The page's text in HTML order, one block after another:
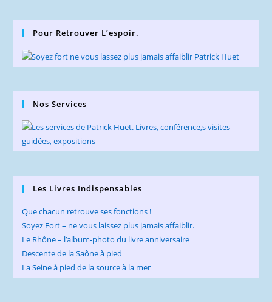
Pour Retrouver L’espoir.
Nos Services
Les Livres Indispensables
Que chacun retrouve ses fonctions !
Soyez Fort – ne vous laissez plus jamais affaiblir.
Le Rhône – l’album-photo du livre anniversaire
Descente de la Saône à pied
La Seine à pied de la source à la mer